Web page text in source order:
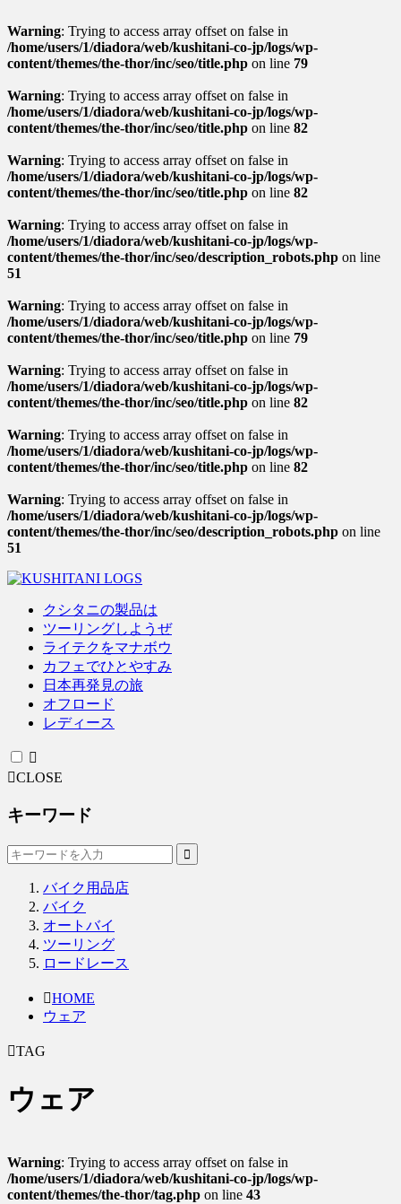
Warning: Trying to access array offset on false in
/home/users/1/diadora/web/kushitani-co-jp/logs/wp-
content/themes/the-thor/inc/seo/title.php on line 79
Warning: Trying to access array offset on false in
/home/users/1/diadora/web/kushitani-co-jp/logs/wp-
content/themes/the-thor/inc/seo/title.php on line 82
Warning: Trying to access array offset on false in
/home/users/1/diadora/web/kushitani-co-jp/logs/wp-
content/themes/the-thor/inc/seo/title.php on line 82
Warning: Trying to access array offset on false in
/home/users/1/diadora/web/kushitani-co-jp/logs/wp-
content/themes/the-thor/inc/seo/description_robots.php on line
51
Warning: Trying to access array offset on false in
/home/users/1/diadora/web/kushitani-co-jp/logs/wp-
content/themes/the-thor/inc/seo/title.php on line 79
Warning: Trying to access array offset on false in
/home/users/1/diadora/web/kushitani-co-jp/logs/wp-
content/themes/the-thor/inc/seo/title.php on line 82
Warning: Trying to access array offset on false in
/home/users/1/diadora/web/kushitani-co-jp/logs/wp-
content/themes/the-thor/inc/seo/title.php on line 82
Warning: Trying to access array offset on false in
/home/users/1/diadora/web/kushitani-co-jp/logs/wp-
content/themes/the-thor/inc/seo/description_robots.php on line
51
クシタニの製品は
ツーリングしようぜ
ライテクをマナボウ
カフェでひとやすみ
日本再発見の旅
オフロード
レディース
CLOSE
キーワード
バイク用品店
バイク
オートバイ
ツーリング
ロードレース
HOME
ウェア
TAG
ウェア
Warning: Trying to access array offset on false in
/home/users/1/diadora/web/kushitani-co-jp/logs/wp-
content/themes/the-thor/tag.php on line 43